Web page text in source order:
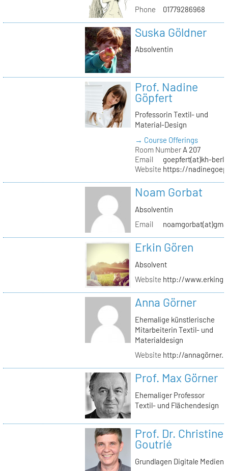
Phone
01779286968
Suska Göldner
Absolventin
Prof. Nadine
Göpfert
Professorin Textil- und
Material-Design
→ Course Offerings
Room NumberA 207
Email
goepfert(at)kh-
Website https://
Noam Gorbat
Absolventin
Email
Erkin Gören
Absolvent
Website http://
Anna Görner
Ehemalige künstlerische
Mitarbeiterin Textil- und
Materialdesign
Website http://
Prof. Max Görner
Ehemaliger Professor
Textil- und Flächendesign
Prof. Dr. Christine
Goutrié
Grundlagen Digitale Medien